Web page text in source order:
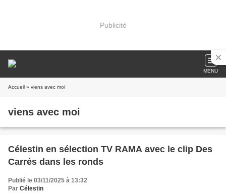
Publicité
MENU
Accueil » viens avec moi
viens avec moi
Célestin en sélection TV RAMA avec le clip Des
Carrés dans les ronds
Publié le 03/11/2025 à 13:32
Par Célestin